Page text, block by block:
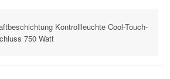
Kontrollleuchte Cool-Touch-
750 Watt